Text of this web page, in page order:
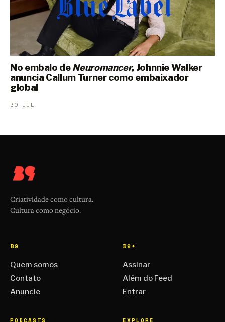
No embalo deNeuromancer, Johnnie Walker
anuncia Callum Turner como embaixador
global
30 JUL
Criatividade como cultura.
Cultura como negócio.
B9
Quem somos
Contato
Anuncie
B9+
Assinar
Além do Feed
Entrar
PODCASTS EXPLORE